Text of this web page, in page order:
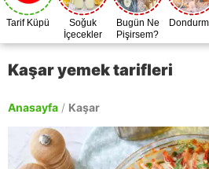
Tarif Küpü
Soğuk
İçecekler
Bugün Ne
Pişirsem?
Kaşar yemek tarifleri
Anasayfa / Kaşar